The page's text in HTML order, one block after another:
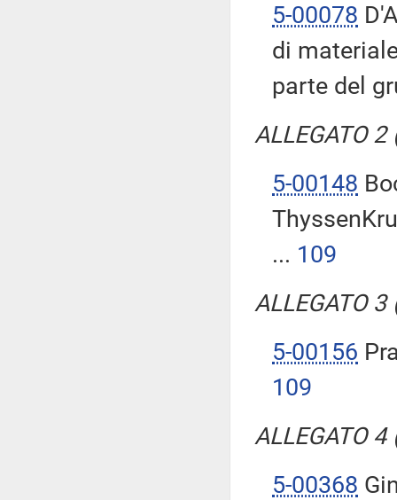
5-00078
di
parte del
ALLEGATO
5-00148
... 109
ALLEGATO
5-00156
109
ALLEGATO
5-00368